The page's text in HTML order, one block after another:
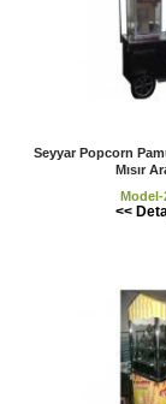
Seyyar Popcorn
Mısır
Model-
<<